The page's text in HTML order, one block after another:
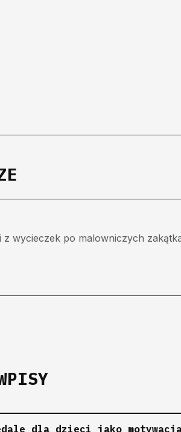
z wycieczek po malowniczych
dla dzieci jako